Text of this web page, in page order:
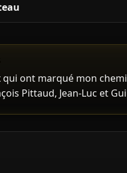
qui ont marqué mon
Pittaud, Jean-Luc et